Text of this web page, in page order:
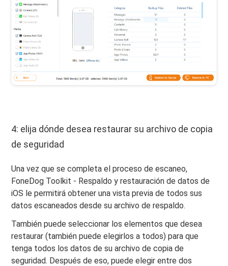
4: elija dónde desea restaurar su archivo de copia
de seguridad
Una vez que se completa el proceso de escaneo,
FoneDog Toolkit - Respaldo y restauración de datos de
iOS le permitirá obtener una vista previa de todos sus
datos escaneados desde su archivo de respaldo.
También puede seleccionar los elementos que desea
restaurar (también puede elegirlos a todos) para que
tenga todos los datos de su archivo de copia de
seguridad. Después de eso, puede elegir entre dos